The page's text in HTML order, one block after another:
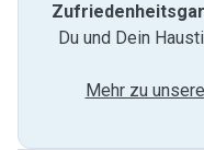
Du und Dein
Mehr zu